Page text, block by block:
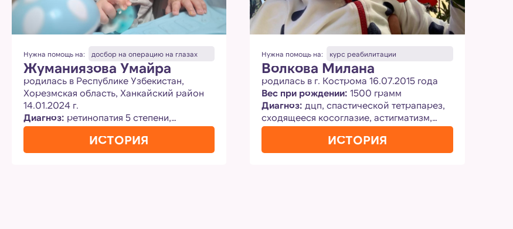
Нужна помощь на: досбор на операцию на глазах
Жуманиязова Умайра
родилась в Республике Узбекистан,
Хорезмская область, Ханкайский район
14.01.2024 г.
Диагноз: ретинопатия 5 степени,
вторичная глаукома, тотальная
отслойка сетчаткиИСТОРИЯ
Нужна помощь на: курс реабилитации
Волкова Милана
родилась в г. Кострома 16.07.2015 года
Вес при рождении: 1500 грамм
Диагноз: дцп, спастической тетрапарез,
сходящееся косоглазие, астигматизм,
амблеопия
Нужна помощь на:курс реабилитации
ИСТОРИЯ